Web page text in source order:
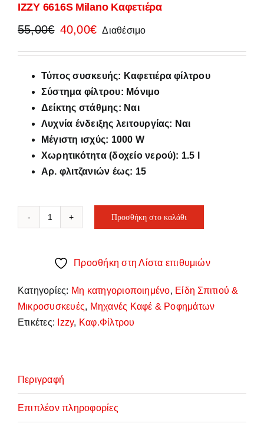
IZZY 6616S Milano Καφετιέρα
55,00€
Original
was:
55,00€.
40,00€Η
τιμή
είναι:
40,00€.
Διαθέσιμο
Τύπος συσκευής: Καφετιέρα φίλτρου
Σύστημα φίλτρου: Μόνιμο
Δείκτης στάθμης: Ναι
Λυχνία ένδειξης λειτουργίας: Ναι
Μέγιστη ισχύς: 1000 W
Χωρητικότητα (δοχείο νερού): 1.5 l
Αρ. φλιτζανιών έως: 15
Milano
Καφετιέρα
ποσότητα
Προσθήκη στο καλάθι
Προσθήκη στη Λίστα επιθυμιών
Κατηγορίες: Μη κατηγοριοποιημένο, Είδη Σπιτιού &
Μικροσυσκευές, Μηχανές Καφέ & Ροφημάτων
Ετικέτες: Izzy, Καφ.Φίλτρου
Περιγραφή
Επιπλέον πληροφορίες